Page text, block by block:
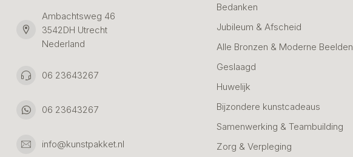
Ambachtsweg 46
3542DH Utrecht
Nederland
06 23643267
06 23643267
info@kunstpakket.nl
Bedanken
Jubileum & Afscheid
Alle Bronzen & Moderne Beelden
Geslaagd
Huwelijk
Bijzondere kunstcadeaus
Samenwerking & Teambuilding
Zorg & Verpleging